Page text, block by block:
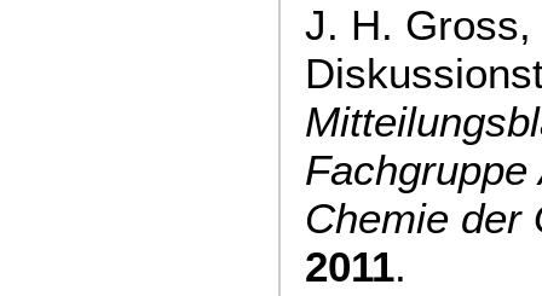
J. H. Gross,
Chemie der
2011.